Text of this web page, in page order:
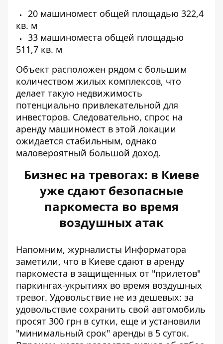
20 машиномест общей площадью 322,4
кв. м
33 машиноместа общей площадью
511,7 кв. м
Объект расположен рядом с большим
количеством жилых комплексов, что
делает такую ​​недвижимость
потенциально привлекательной для
инвесторов. Следовательно, спрос на
аренду машиномест в этой локации
ожидается стабильным, однако
маловероятный большой доход.
Бизнес на тревогах: в Киеве
уже сдают безопасные
паркоместа во время
воздушных атак
Напомним, журналисты Информатора
заметили, что в Киеве сдают в аренду
паркоместа в защищенных от "прилетов"
паркингах-укрытиях во время воздушных
тревог. Удовольствие не из дешевых: за
удовольствие сохранить свой автомобиль
просят 300 грн в сутки, еще и установили
"минимальный срок" аренды в 5 суток.